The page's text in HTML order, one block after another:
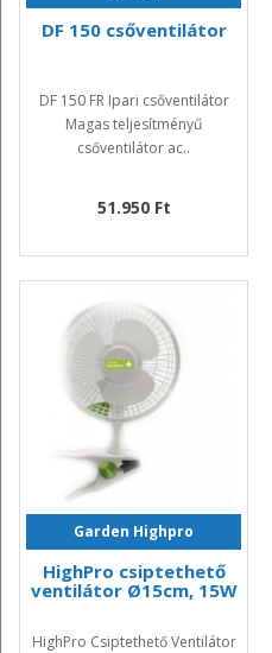
DF 150 csőventilátor
DF 150 FR Ipari csőventilátor
Magas teljesítményű
csőventilátor ac..
51.950 Ft
Garden Highpro
HighPro csiptethető
ventilátor Ø15cm, 15W
HighPro Csiptethető Ventilátor